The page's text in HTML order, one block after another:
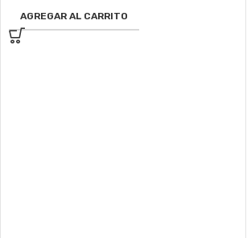
AGREGAR AL CARRITO